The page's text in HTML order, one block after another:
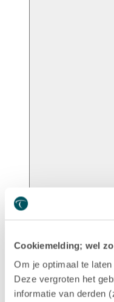
Cookiemelding; wel
Om je optimaal te
Deze vergroten het
informatie van derden